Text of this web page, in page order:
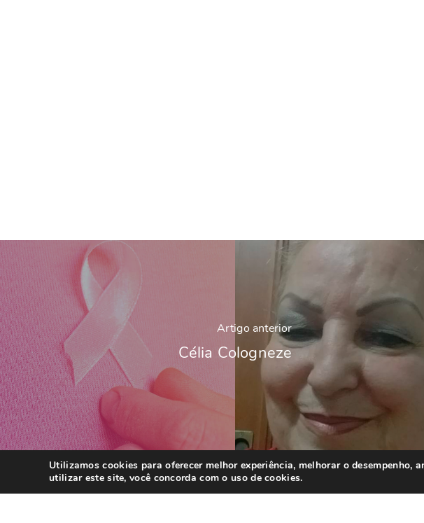
Artigo anterior
Célia Cologneze
Utilizamos cookies para oferecer melhor experiência, melhorar o
utilizar este site, você concorda com o uso de cookies.